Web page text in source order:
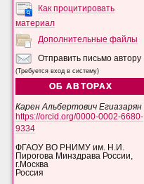
Как процитировать
материал
Дополнительные файлы
Отправить письмо автору
(Требуется вход в систему)
ОБ АВТОРАХ
Карен Альбертович Егиазарян
https://orcid.org/0000-0002-6680-
9334
ФГАОУ ВО РНИМУ им. Н.И.
Пирогова Минздрава России,
г.Москва
Россия